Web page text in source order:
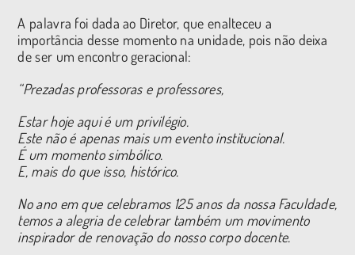
A palavra foi dada ao Diretor, que enalteceu a
importância desse momento na unidade, pois não deixa
de ser um encontro geracional:
“Prezadas professoras e professores,
Estar hoje aqui é um privilégio.
Este não é apenas mais um evento institucional.
É um momento simbólico.
E, mais do que isso, histórico.
No ano em que celebramos 125 anos da nossa Faculdade,
temos a alegria de celebrar também um movimento
inspirador de renovação do nosso corpo docente.